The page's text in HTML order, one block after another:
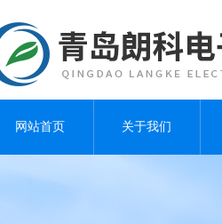
网站首页 关于我们